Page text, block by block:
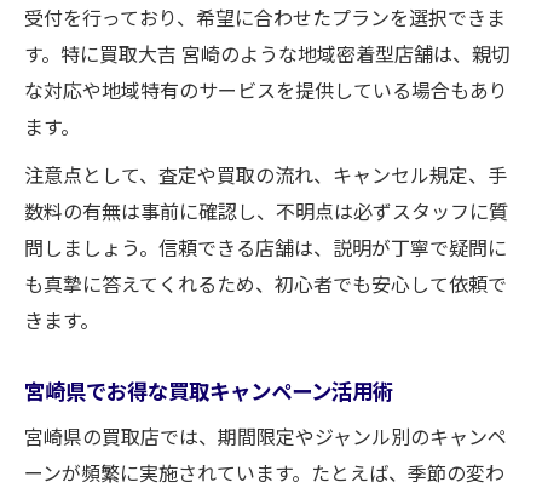
受付を行っており、希望に合わせたプランを選択できま
す。特に買取大吉 宮崎のような地域密着型店舗は、親切
な対応や地域特有のサービスを提供している場合もあり
ます。
注意点として、査定や買取の流れ、キャンセル規定、手
数料の有無は事前に確認し、不明点は必ずスタッフに質
問しましょう。信頼できる店舗は、説明が丁寧で疑問に
も真摯に答えてくれるため、初心者でも安心して依頼で
きます。
宮崎県でお得な買取キャンペーン活用術
宮崎県の買取店では、期間限定やジャンル別のキャンペ
ーンが頻繁に実施されています。たとえば、季節の変わ